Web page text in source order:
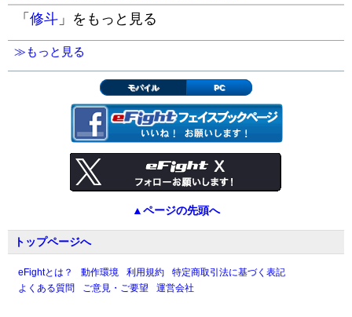
\＼
さきほど行われた第6試合を
Lemino公式YouTubeで公開中！
https://t.co/A1wdeaxIEt
本日の試合は追っかけ再生でもご覧いただけま
https://t.co/LOwuWcMvKY #中島陸
— Lemino｜レミノ (@Lemino_official)
2026
「 修斗 」をもっと見る
≫もっと見る
モバイル PC
▲ページの先頭へ
トップページへ
eFightとは？ 動作環境 利用規約
特定商取引法に基づく表記
よくある質問
ご意見・ご要望 運営会社